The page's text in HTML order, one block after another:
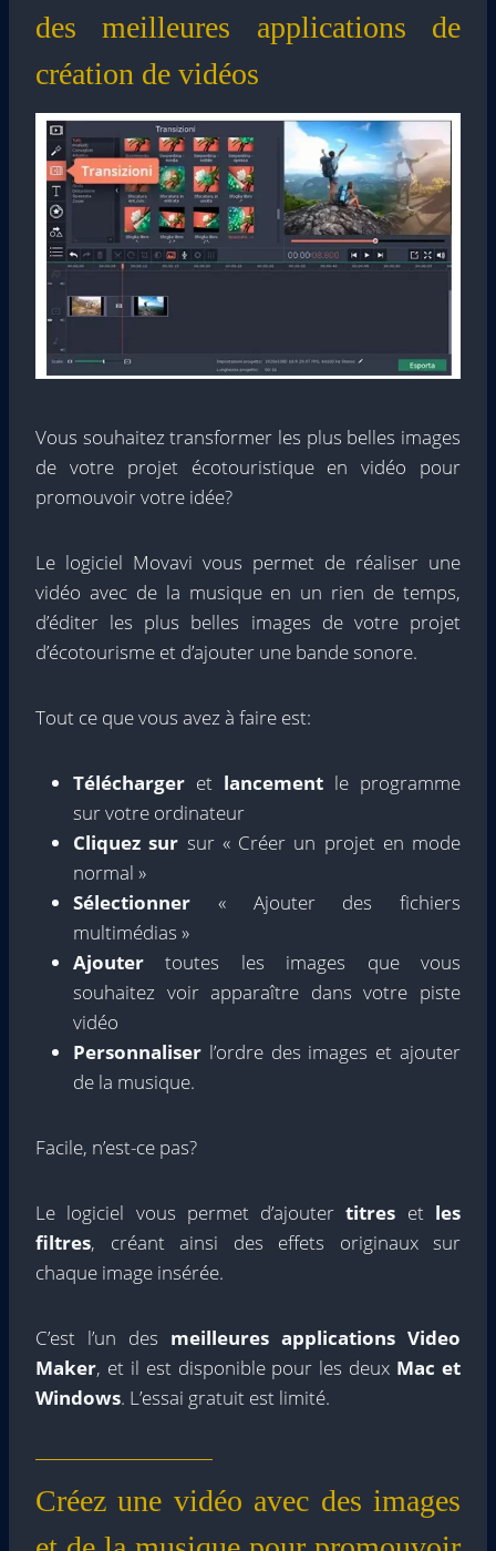
des meilleures applications de
création de vidéos
Vous souhaitez transformer les plus belles images
de votre projet écotouristique en vidéo pour
promouvoir votre idée?
Le logiciel Movavi vous permet de réaliser une
vidéo avec de la musique en un rien de temps,
d’éditer les plus belles images de votre projet
d’écotourisme et d’ajouter une bande sonore.
Tout ce que vous avez à faire est:
Télécharger et lancement le programme
sur votre ordinateur
Cliquez sur sur « Créer un projet en mode
normal »
Sélectionner « Ajouter des fichiers
multimédias »
Ajouter toutes les images que vous
souhaitez voir apparaître dans votre piste
vidéo
Personnaliser l’ordre des images et ajouter
de la musique.
Facile, n’est-ce pas?
Le logiciel vous permet d’ajoutertitres et les
filtres, créant ainsi des effets originaux sur
chaque image insérée.
C’est l’un des meilleures applications Video
Maker, et il est disponible pour les deux Mac et
Windows. L’essai gratuit est limité.
Créez une vidéo avec des images